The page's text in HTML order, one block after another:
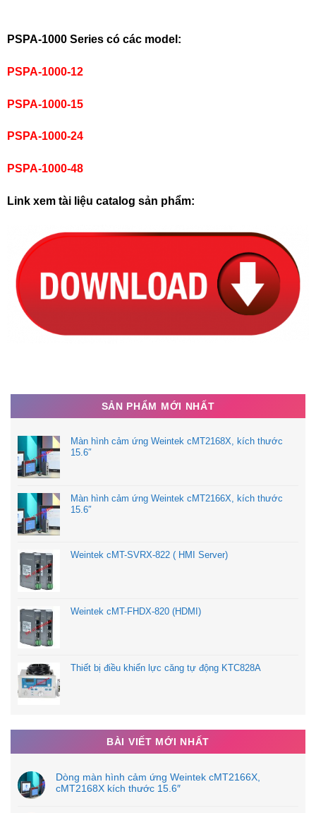
PSPA-1000 Series có các model:
PSPA-1000-12
PSPA-1000-15
PSPA-1000-24
PSPA-1000-48
Link xem tài liệu catalog sản phẩm:
SẢN PHẨM MỚI NHẤT
Màn hình cảm ứng Weintek cMT2168X, kích thước
15.6″
Màn hình cảm ứng Weintek cMT2166X, kích thước
15.6″
Weintek cMT-SVRX-822 ( HMI Server)
Weintek cMT-FHDX-820 (HDMI)
Thiết bị điều khiển lực căng tự động KTC828A
BÀI VIẾT MỚI NHẤT
Dòng màn hình cảm ứng Weintek cMT2166X,
cMT2168X kích thước 15.6″